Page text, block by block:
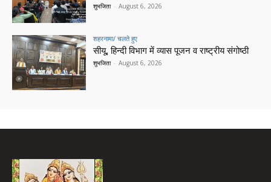
शुभजिता - August 6, 2026
शहरनामा/ चलते हुए
सीयू, हिन्दी विभाग में व्यास पूजन व राष्ट्रीय संगोष्ठी
शुभजिता - August 6, 2026